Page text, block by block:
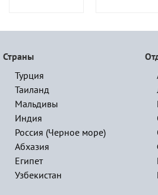
Страны
Турция
Таиланд
Мальдивы
Индия
Россия (Черное море)
Абхазия
Египет
Узбекистан